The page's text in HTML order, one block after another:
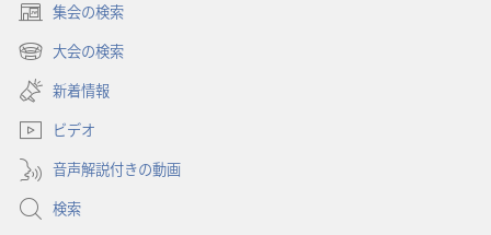
集会の検索
（新
し
タ
で
開
く）
大会の検索
（新
し
い
タ
ブ
で
開
く）
新着情報
ビデオ
音声解説付きの動画
検索